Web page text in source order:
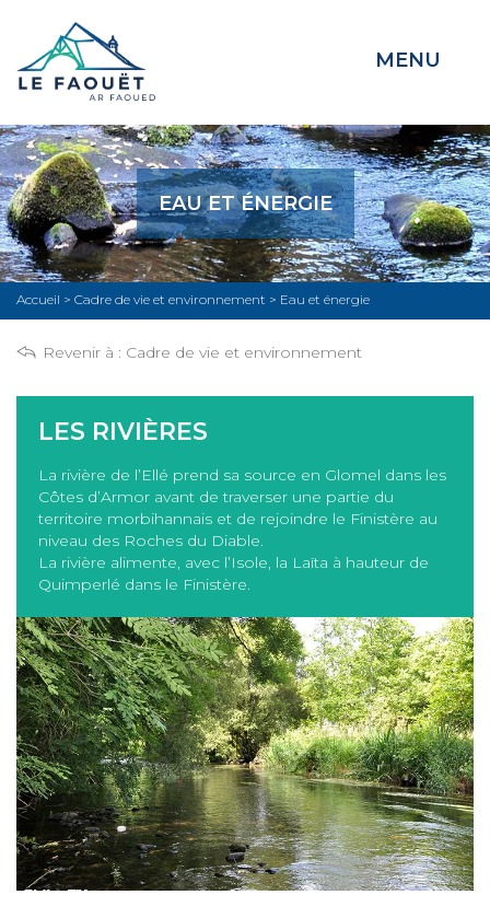
MENU
EAU ET ÉNERGIE
Accueil > Cadre de vie et environnement > Eau et énergie
Revenir à : Cadre de vie et environnement
LES RIVIÈRES
La rivière de l’Ellé prend sa source en Glomel dans les
Côtes d’Armor avant de traverser une partie du
territoire morbihannais et de rejoindre le Finistère au
niveau des Roches du Diable.
La rivière alimente, avec l’Isole, la Laïta à hauteur de
Quimperlé dans le Finistère.